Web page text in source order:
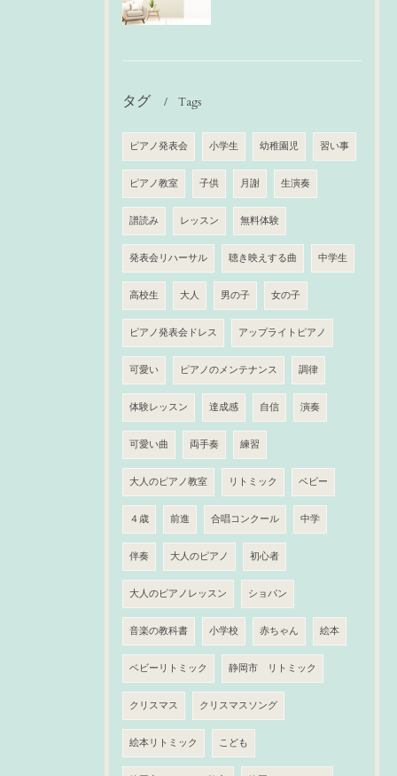
タグ Tags
ピアノ発表会 小学生 幼稚園児 習い事
ピアノ教室 子供 月謝 生演奏
譜読み レッスン 無料体験
発表会リハーサル 聴き映えする曲 中学生
高校生 大人 男の子 女の子
ピアノ発表会ドレス アップライトピアノ
可愛い ピアノのメンテナンス 調律
体験レッスン 達成感 自信 演奏
可愛い曲 両手奏 練習
大人のピアノ教室 リトミック ベビー
４歳 前進 合唱コンクール 中学
伴奏 大人のピアノ 初心者
大人のピアノレッスン ショパン
音楽の教科書 小学校 赤ちゃん 絵本
ベビーリトミック 静岡市 リトミック
クリスマス クリスマスソング
絵本リトミック こども